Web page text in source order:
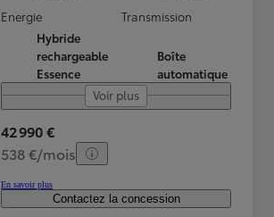
Energie
Hybride
rechargeable
Essence
Transmission
Boîte
automatique
Voir plus
42 990 €
538 €/mois
En savoir plus
Contactez la concession